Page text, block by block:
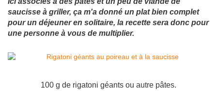
saucisse à griller, ça m'a donné un plat bien complet
pour un déjeuner en solitaire, la recette sera donc pour
une personne à vous de multiplier.
100 g de rigatoni géants ou autre pâtes.